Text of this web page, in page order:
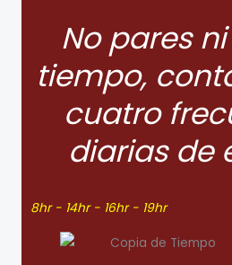
No pares
tiempo,
cuatro
diarias de
8hr - 14hr - 16hr - 19hr